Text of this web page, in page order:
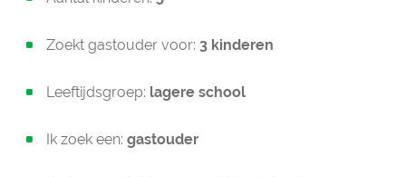
Zoekt gastouder voor: 3 kinderen
Leeftijdsgroep: lagere school
Ik zoek een: gastouder